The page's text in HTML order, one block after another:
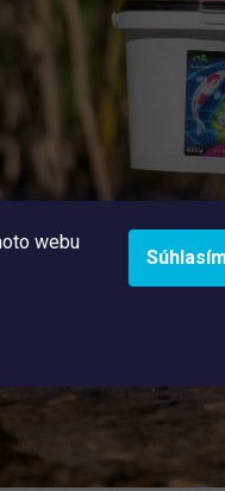
webu
Súhlasím